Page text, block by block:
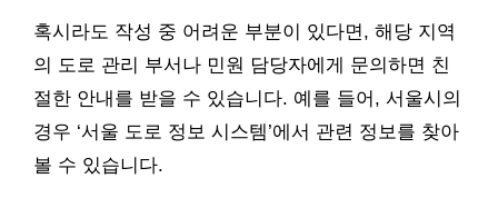
혹시라도 작성 중 어려운 부분이 있다면, 해당 지역
의 도로 관리 부서나 민원 담당자에게 문의하면 친
절한 안내를 받을 수 있습니다. 예를 들어, 서울시의
경우 ‘서울 도로 정보 시스템’에서 관련 정보를 찾아
볼 수 있습니다.